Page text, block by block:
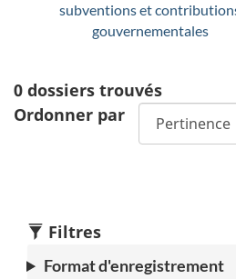
subventions et
gouvernementales
0 dossiers trouvés
Ordonner par
Filtres
Format d'enregistrement